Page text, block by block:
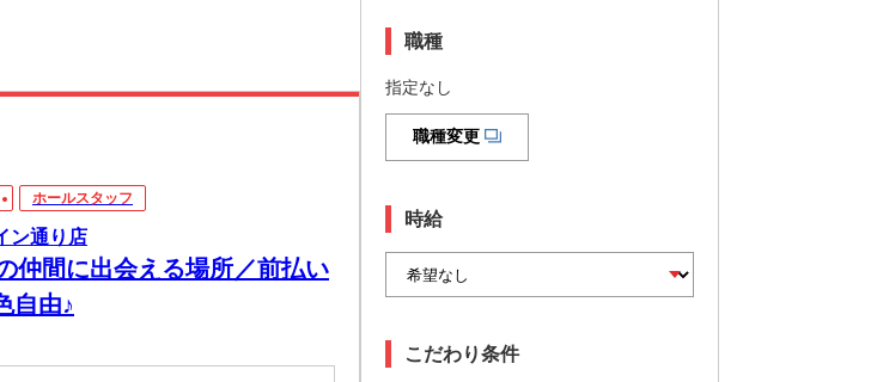
ホールスタッフ
ン通り店
仲間に出会える場所／前払い
自由♪
職種
指定なし
職種変更
時給
こだわり条件